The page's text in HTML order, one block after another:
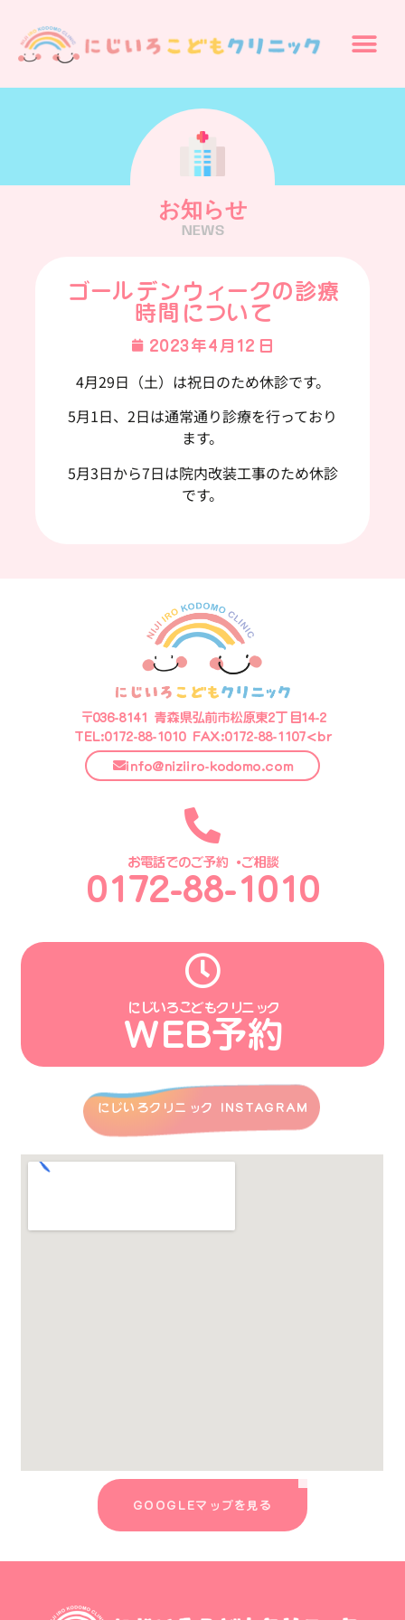
お知らせ
NEWS
ゴールデンウィークの診療
時間について
2023年4月12日
4月29日（土）は祝日のため休診です。
5月1日、2日は通常通り診療を行っており
ます。
5月3日から7日は院内改装工事のため休診
です。
〒036-8141 青森県弘前市松原東2丁目14-2
TEL:0172-88-1010 FAX:0172-88-1107<br
info@niziiro-kodomo.com
お電話でのご予約・ご相談
0172-88-1010
にじいろこどもクリニック
WEB予約
にじいろクリニック INSTAGRAM
GOOGLEマップを見る